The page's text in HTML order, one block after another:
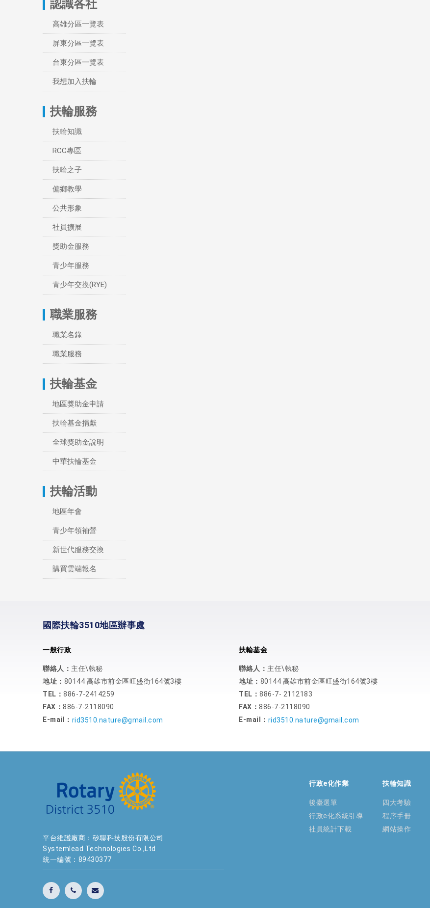
認識各社
高雄分區一覽表
屏東分區一覽表
台東分區一覽表
我想加入扶輪
扶輪服務
扶輪知識
RCC專區
扶輪之子
偏鄉教學
公共形象
社員擴展
獎助金服務
青少年服務
青少年交換(RYE)
職業服務
職業名錄
職業服務
扶輪基金
地區獎助金申請
扶輪基金捐獻
全球獎助金說明
中華扶輪基金
扶輪活動
地區年會
青少年領袖營
新世代服務交換
購買雲端報名
國際扶輪3510地區辦事處
一般行政
聯絡人： 主任\執秘
地址： 80144 高雄市前金區旺盛街164號3樓
TEL： 886-7-2414259
FAX： 886-7-2118090
E-mail： rid3510.nature@gmail.com
扶輪基金
聯絡人： 主任\執秘
地址： 80144 高雄市前金區旺盛街164號3樓
TEL： 886-7- 2112183
FAX： 886-7-2118090
E-mail： rid3510.nature@gmail.com
平台維護廠商：矽聯科技股份有限公司
Systemlead Technologies Co.,Ltd
統一編號：89430377
扶輪知識
四大考驗
程序手冊
網站操作
行政e化作業
後臺選單
行政e化系統引導
社員統計下載